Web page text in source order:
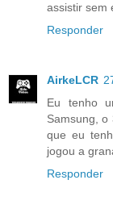
assistir sem
Responder
AirkeLCR
Eu tenho
Samsung, o
que eu
jogou a
Responder